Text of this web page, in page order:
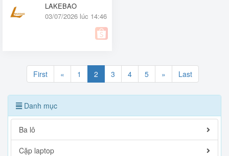
LAKEBAO
03/07/2026 lúc 14:46
First « 1 2 3 4 5 » Last
Danh mục
Ba lô
Cặp laptop